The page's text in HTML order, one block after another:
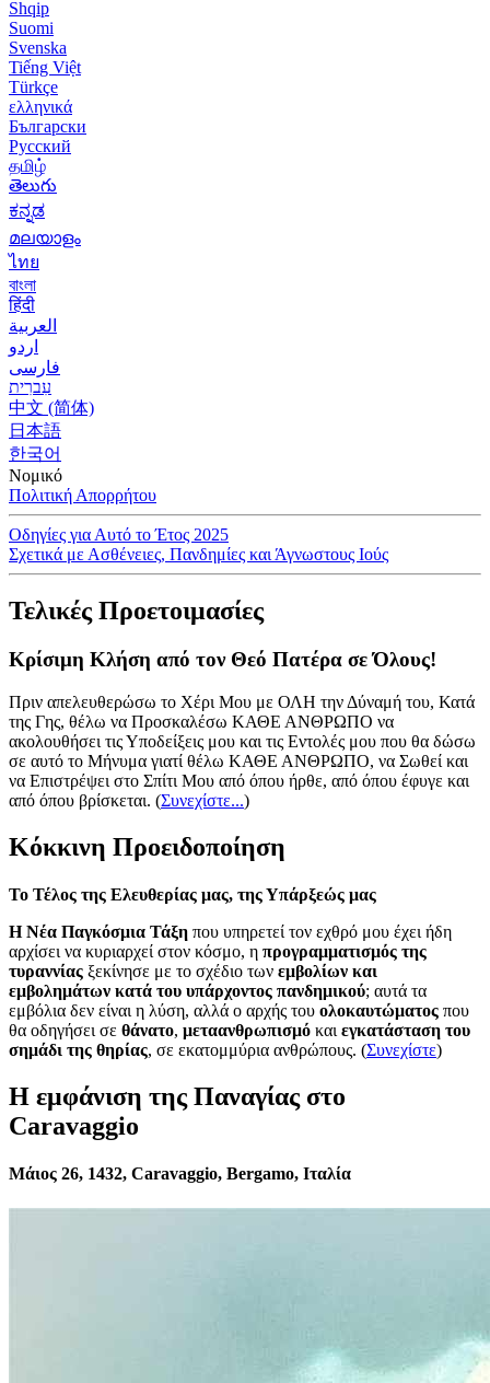
Shqip
Suomi
Svenska
Tiếng Việt
Türkçe
ελληνικά
Български
Русский
தமிழ்
తెలుగు
ಕನ್ನಡ
മലയാളം
ไทย
বাংলা
हिंदी
العربية
اردو
فارسی
עִברִית
中文 (简体)
日本語
한국어
Νομικό
Πολιτική Απορρήτου
Οδηγίες για Αυτό το Έτος 2025
Σχετικά με Ασθένειες, Πανδημίες και Άγνωστους Ιούς
Τελικές Προετοιμασίες
Κρίσιμη Κλήση από τον Θεό Πατέρα σε Όλους!
Πριν απελευθερώσω το Χέρι Μου με ΟΛΗ την Δύναμή του, Κατά
της Γης, θέλω να Προσκαλέσω ΚΑΘΕ ΑΝΘΡΩΠΟ να
ακολουθήσει τις Υποδείξεις μου και τις Εντολές μου που θα δώσω
σε αυτό το Μήνυμα γιατί θέλω ΚΑΘΕ ΑΝΘΡΩΠΟ, να Σωθεί και
να Επιστρέψει στο Σπίτι Μου από όπου ήρθε, από όπου έφυγε και
από όπου βρίσκεται. (Συνεχίστε...)
Κόκκινη Προειδοποίηση
Το Τέλος της Ελευθερίας μας, της Υπάρξεώς μας
Η Νέα Παγκόσμια Τάξη που υπηρετεί τον εχθρό μου έχει ήδη
αρχίσει να κυριαρχεί στον κόσμο, η προγραμματισμός της
τυραννίας ξεκίνησε με το σχέδιο των εμβολίων και
εμβολημάτων κατά του υπάρχοντος πανδημικού; αυτά τα
εμβόλια δεν είναι η λύση, αλλά ο αρχής του ολοκαυτώματος που
θα οδηγήσει σε θάνατο, μεταανθρωπισμό και εγκατάσταση του
σημάδι της θηρίας, σε εκατομμύρια ανθρώπους. (Συνεχίστε)
Η εμφάνιση της Παναγίας στο
Caravaggio
Μάιος 26, 1432, Caravaggio, Bergamo, Ιταλία